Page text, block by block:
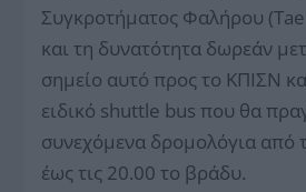
Συγκροτήματος Φαλήρου
και τη δυνατότητα δωρεάν
σημείο αυτό προς το ΚΠΙΣΝ
ειδικό shuttle bus που θα
συνεχόμενα δρομολόγια από
έως τις 20.00 το βράδυ.